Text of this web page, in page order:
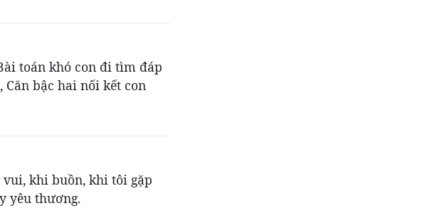
toán khó con đi tìm đáp
bậc hai nối kết con
khi buồn, khi tôi gặp
yêu thương.